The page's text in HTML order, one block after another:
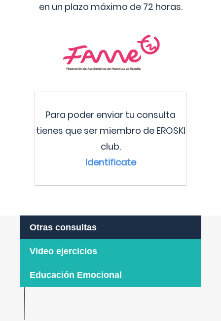
en un plazo máximo de 72 horas.
Para poder enviar tu consulta
tienes que ser miembro de EROSKI
club.
Identificate
Otras consultas
Video ejercicios
Educación Emocional